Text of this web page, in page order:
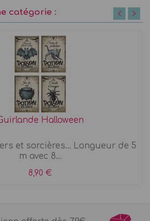
catégorie :
Halloween
et sorcières... Longueur de 5
m avec 8...
8,90 €